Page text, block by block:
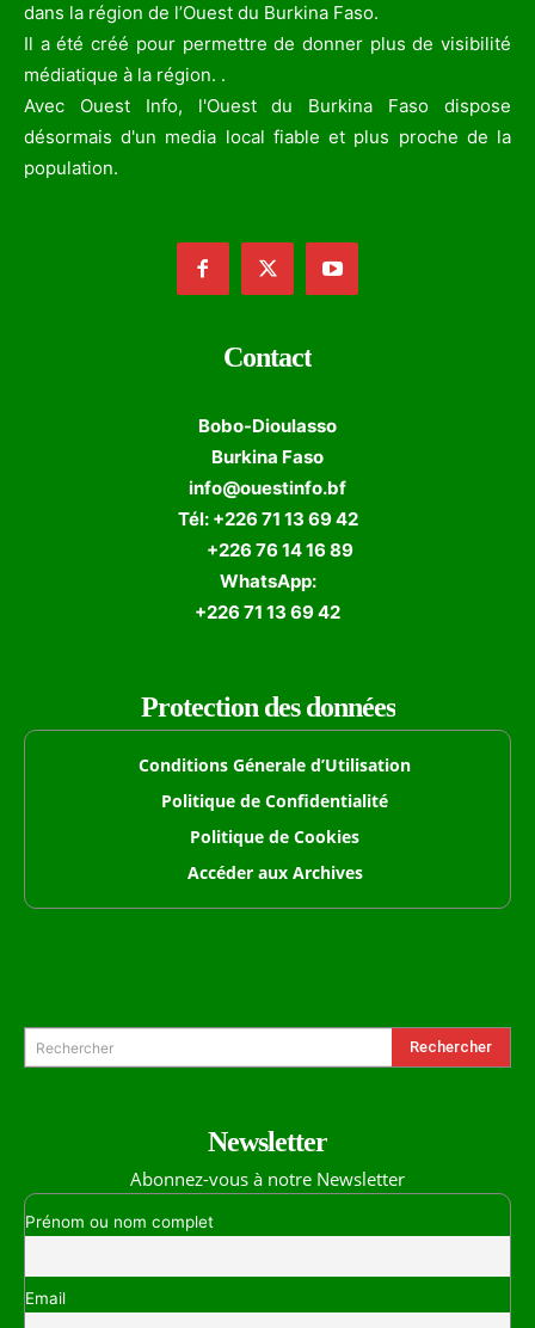
dans la région de l’Ouest du Burkina Faso.
Il a été créé pour permettre de donner plus de visibilité
médiatique à la région. .
Avec Ouest Info, l'Ouest du Burkina Faso dispose
désormais d'un media local fiable et plus proche de la
population.
Contact
Bobo-Dioulasso
Burkina Faso
info@ouestinfo.bf
Tél: +226 71 13 69 42
+226 76 14 16 89
WhatsApp:
+226 71 13 69 42
Protection des données
Conditions Génerale d’Utilisation
Politique de Confidentialité
Politique de Cookies
Accéder aux Archives
Rechercher Rechercher
Newsletter
Abonnez-vous à notre Newsletter
Prénom ou nom complet
Email